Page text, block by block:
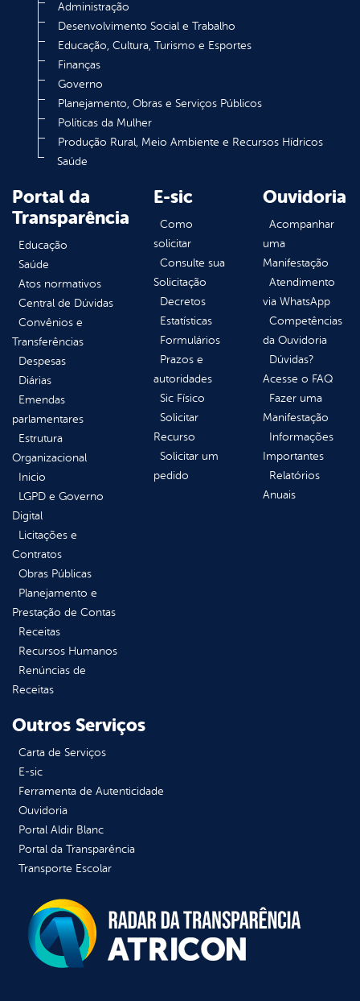
Administração
Desenvolvimento Social e Trabalho
Educação, Cultura, Turismo e Esportes
Finanças
Governo
Planejamento, Obras e Serviços Públicos
Políticas da Mulher
Produção Rural, Meio Ambiente e Recursos Hídricos
Saúde
Portal da
Transparência
Educação
Saúde
Atos normativos
Central de Dúvidas
Convênios e
Transferências
Despesas
Diárias
Emendas
parlamentares
Estrutura
Organizacional
Inicio
LGPD e Governo
Digital
Licitações e
Contratos
Obras Públicas
Planejamento e
Prestação de Contas
Receitas
Recursos Humanos
Renúncias de
Receitas
E-sic
Como
solicitar
Consulte sua
Solicitação
Decretos
Estatísticas
Formulários
Prazos e
autoridades
Sic Físico
Solicitar
Recurso
Solicitar um
pedido
Ouvidoria
Acompanhar
uma
Manifestação
Atendimento
via WhatsApp
Competências
da Ouvidoria
Dúvidas?
Acesse o FAQ
Fazer uma
Manifestação
Informações
Importantes
Relatórios
Anuais
Outros Serviços
Carta de Serviços
E-sic
Ferramenta de Autenticidade
Ouvidoria
Portal Aldir Blanc
Portal da Transparência
Transporte Escolar